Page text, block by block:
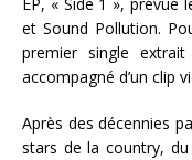
et Sound Pollution.
premier single
accompagné d’un clip
Après des décennies
stars de la country,